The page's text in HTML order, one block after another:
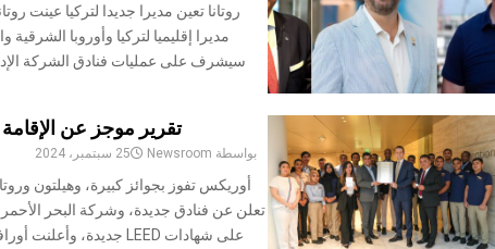
روتانا تعين مديرا جديدا لتركيا عينت
مديرا إقليميا لتركيا وأوروبا
سيشرف على عمليات فنادق الشركة
تقرير موجز عن الإقامة: 25
بواسطة Newsroom 25 سبتمبر، 2024
أوريكس تفوز بجوائز كبيرة، وهيلتون
تعلن عن فنادق جديدة، وشركة البحر
على شهادات LEED جديدة، وأعلنت أورافيل ستايز عن...